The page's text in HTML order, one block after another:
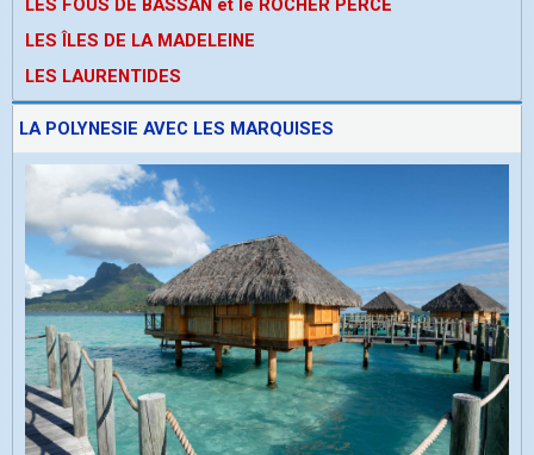
LES FOUS DE BASSAN et le ROCHER PERCE
LES ÎLES DE LA MADELEINE
LES LAURENTIDES
LA POLYNESIE AVEC LES MARQUISES